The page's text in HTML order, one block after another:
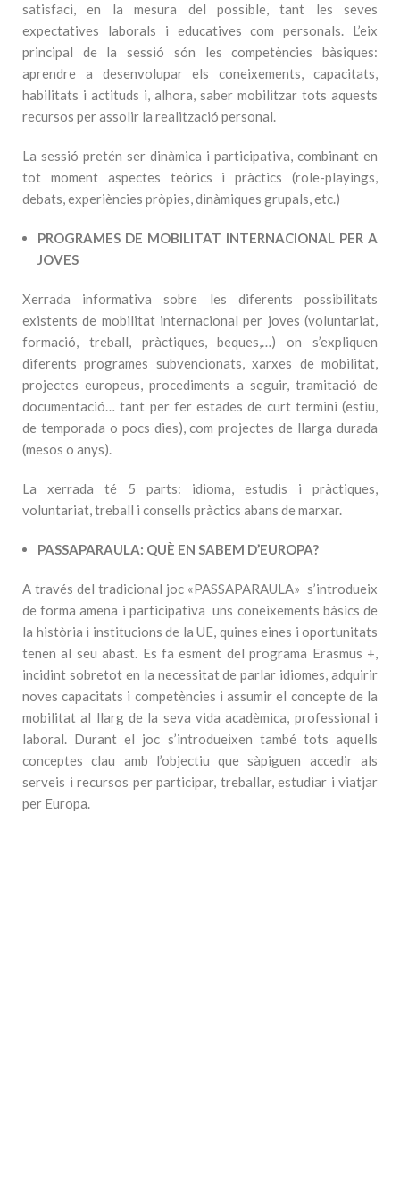
satisfaci, en la mesura del possible, tant les seves
expectatives laborals i educatives com personals. L’eix
principal de la sessió són les competències bàsiques:
aprendre a desenvolupar els coneixements, capacitats,
habilitats i actituds i, alhora, saber mobilitzar tots aquests
recursos per assolir la realització personal.
La sessió pretén ser dinàmica i participativa, combinant en
tot moment aspectes teòrics i pràctics (role-playings,
debats, experiències pròpies, dinàmiques grupals, etc.)
PROGRAMES DE MOBILITAT INTERNACIONAL PER A
JOVES
Xerrada informativa sobre les diferents possibilitats
existents de mobilitat internacional per joves (voluntariat,
formació, treball, pràctiques, beques,…) on s’expliquen
diferents programes subvencionats, xarxes de mobilitat,
projectes europeus, procediments a seguir, tramitació de
documentació… tant per fer estades de curt termini (estiu,
de temporada o pocs dies), com projectes de llarga durada
(mesos o anys).
La xerrada té 5 parts: idioma, estudis i pràctiques,
voluntariat, treball i consells pràctics abans de marxar.
PASSAPARAULA: QUÈ EN SABEM D’EUROPA?
A través del tradicional joc «PASSAPARAULA» s’introdueix
de forma amena i participativa uns coneixements bàsics de
la història i institucions de la UE, quines eines i oportunitats
tenen al seu abast. Es fa esment del programa Erasmus +,
incidint sobretot en la necessitat de parlar idiomes, adquirir
noves capacitats i competències i assumir el concepte de la
mobilitat al llarg de la seva vida acadèmica, professional i
laboral. Durant el joc s’introdueixen també tots aquells
conceptes clau amb l’objectiu que sàpiguen accedir als
serveis i recursos per participar, treballar, estudiar i viatjar
per Europa.